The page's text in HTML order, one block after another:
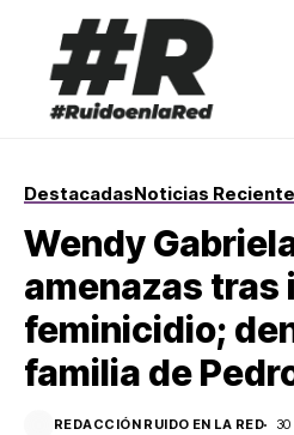
DestacadasNoticias
Wendy
amenazas tras
feminicidio;
familia de
REDACCIÓN RUIDO EN LA RED